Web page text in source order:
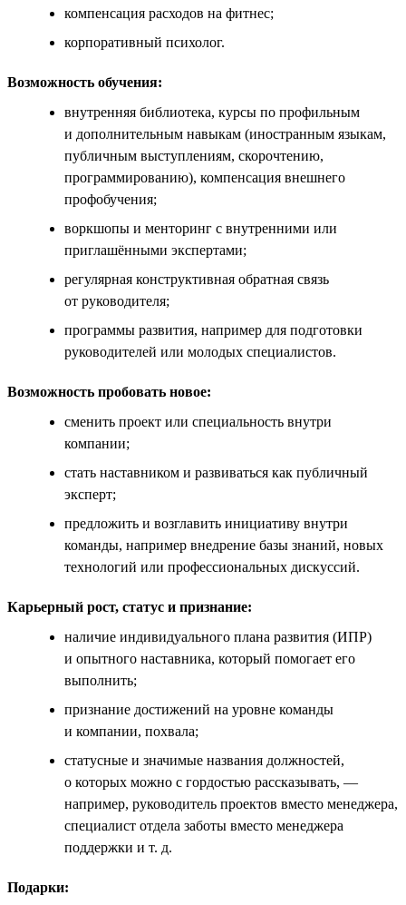
компенсация расходов на фитнес;
корпоративный психолог.
Возможность обучения:
внутренняя библиотека, курсы по профильным
и дополнительным навыкам (иностранным языкам,
публичным выступлениям, скорочтению,
программированию), компенсация внешнего
профобучения;
воркшопы и менторинг с внутренними или
приглашёнными экспертами;
регулярная конструктивная обратная связь
от руководителя;
программы развития, например для подготовки
руководителей или молодых специалистов.
Возможность пробовать новое:
сменить проект или специальность внутри
компании;
стать наставником и развиваться как публичный
эксперт;
предложить и возглавить инициативу внутри
команды, например внедрение базы знаний, новых
технологий или профессиональных дискуссий.
Карьерный рост, статус и признание:
наличие индивидуального плана развития (ИПР)
и опытного наставника, который помогает его
выполнить;
признание достижений на уровне команды
и компании, похвала;
статусные и значимые названия должностей,
о которых можно с гордостью рассказывать, —
например, руководитель проектов вместо менеджера,
специалист отдела заботы вместо менеджера
поддержки и т. д.
Подарки: